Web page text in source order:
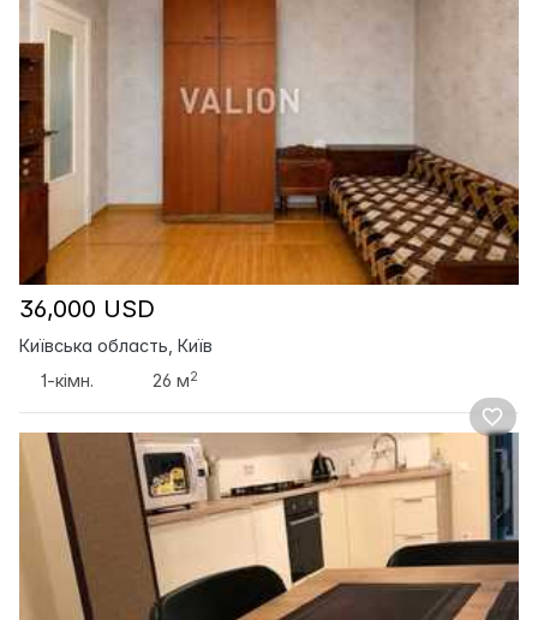
36,000 USD
Київська область, Київ
1-кімн.
26 м2